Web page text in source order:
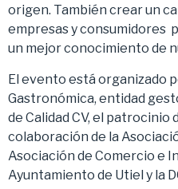
origen. También crear un
empresas y consumidores
un mejor conocimiento de
El evento está organizado
Gastronómica, entidad
de Calidad CV, el patrocinio
colaboración de la
Asociación de Comercio e
Ayuntamiento de Utiel y la